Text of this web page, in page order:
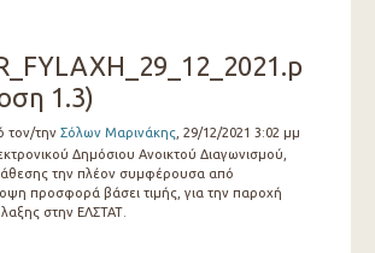
1.3)
τον/την Σόλων Μαρινάκης, 29/12/2021 3:02 μμ
Δημόσιου Ανοικτού Διαγωνισμού,
την πλέον συμφέρουσα από
προσφορά βάσει τιμής, για την παροχή
στην ΕΛΣΤΑΤ.